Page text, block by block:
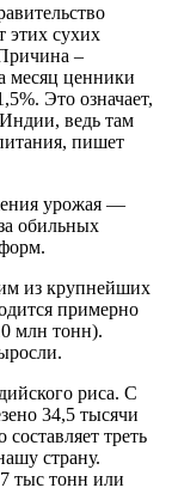
этих сухих
–
месяц ценники
Это означает,
ведь там
пишет
урожая —
обильных
из крупнейших
примерно
млн тонн).
риса. С
34,5 тысячи
треть
страну.
тыс тонн или